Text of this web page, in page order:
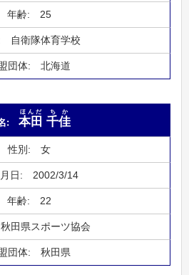
25
自衛隊体育学校
北海道
本田
ほんだ
千佳
ちか
女
2002/3/14
22
秋田県スポーツ協会
秋田県